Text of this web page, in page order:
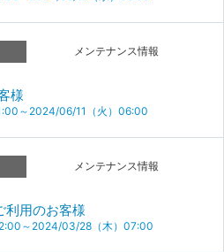
メンテナンス情報
様
～2024/06/11（火）06:00
メンテナンス情報
利用のお客様
～2024/03/28（木）07:00